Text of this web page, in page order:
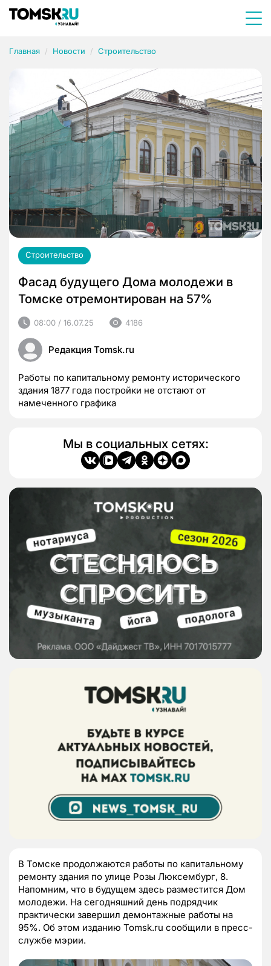
Главная Новости Строительство
Строительство
Фасад будущего Дома молодежи в
Томске отремонтирован на 57%
08:00 / 16.07.25 4186
Редакция Tomsk.ru
Работы по капитальному ремонту исторического
здания 1877 года постройки не отстают от
намеченного графика
Мы в социальных сетях:
В Томске продолжаются работы по капитальному
ремонту здания по улице Розы Люксембург, 8.
Напомним, что в будущем здесь разместится Дом
молодежи. На сегодняшний день подрядчик
практически завершил демонтажные работы на
95%. Об этом изданию Tomsk.ru сообщили в пресс-
службе мэрии.